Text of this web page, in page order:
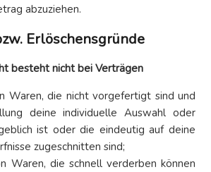
abzuziehen.
Erlöschensgründe
besteht nicht bei Verträgen
Waren, die nicht vorgefertigt sind und
deine individuelle Auswahl oder
ist oder die eindeutig auf deine
zugeschnitten sind;
Waren, die schnell verderben können